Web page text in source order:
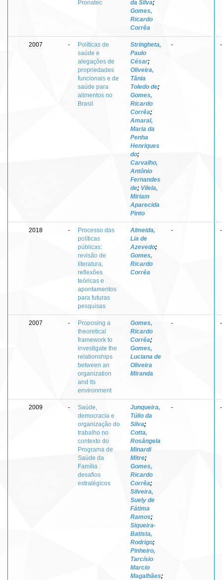
Pronatec
da Silva;
Gomes,
Ricardo
Corrêa
2007 -
Políticas de
saúde e
alegações de
propriedades
funcionais e de
saúde para
alimentos no
Brasil
Stringheta,
Paulo
César;
Oliveira,
Tânia
Toledo de;
Gomes,
Ricardo
Corrêa;
Amaral,
Maria da
Penha
Henriques
do;
Carvalho,
Antônio
Fernandes
de; Vilela,
Miriam
Aparecida
Pinto
- -
2018 -
Processo das
políticas
públicas:
revisão de
literatura,
reflexões
teóricas e
apontamentos
para futuras
pesquisas
Almeida,
Lia de
Azevedo;
Gomes,
Ricardo
Corrêa
- -
2007 -
Proposing a
theoretical
framework to
investigate the
relationships
between an
organization
and its
environment
Gomes,
Ricardo
Corrêa;
Gomes,
Luciana de
Oliveira
Miranda
- -
2009 -
Saúde,
democracia e
organização do
trabalho no
contexto do
Programa de
Saúde da
Família :
desafios
estratégicos
Junqueira,
Túlio da
Silva;
Cotta,
Rosângela
Minardi
Mitre;
Gomes,
Ricardo
Corrêa;
Silveira,
Suely de
Fátima
Ramos;
Siqueira-
Batista,
Rodrigo;
Pinheiro,
Tarcísio
Marcio
Magalhães;
- -